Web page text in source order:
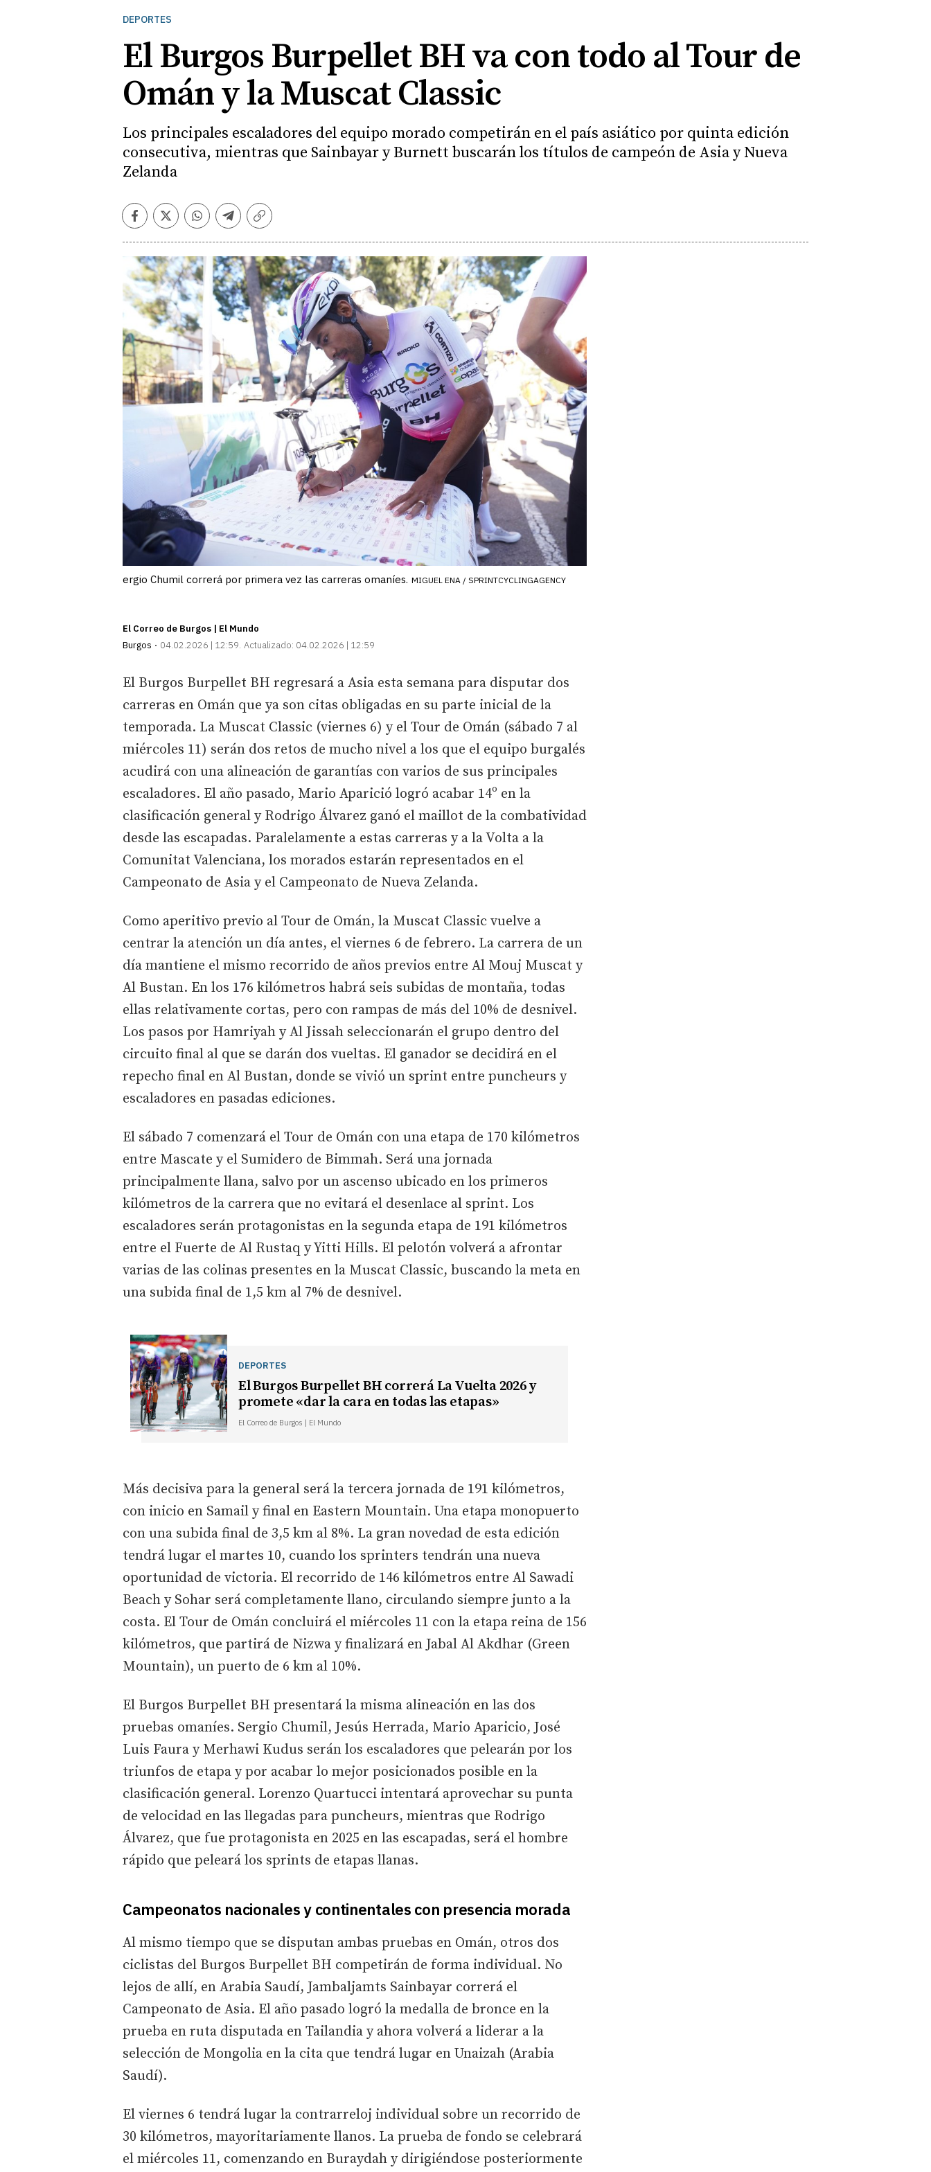
DEPORTES
El Burgos Burpellet BH va con todo al Tour de
Omán y la Muscat Classic
Los principales escaladores del equipo morado competirán en el país asiático por quinta edición
consecutiva, mientras que Sainbayar y Burnett buscarán los títulos de campeón de Asia y Nueva
Zelanda
Facebook
TwitterWhatsapp
Telegram
Copiar
ergio Chumil correrá por primera vez las carreras omaníes. MIGUEL ENA / SPRINTCYCLINGAGENCY
El Correo de Burgos | El Mundo
Burgos
04.02.2026 | 12:59 Actualizado: 04.02.2026 | 12:59
El Burgos Burpellet BH regresará a Asia esta semana para disputar dos
carreras en Omán que ya son citas obligadas en su parte inicial de la
temporada. La Muscat Classic (viernes 6) y el Tour de Omán (sábado 7 al
miércoles 11) serán dos retos de mucho nivel a los que el equipo burgalés
acudirá con una alineación de garantías con varios de sus principales
escaladores. El año pasado, Mario Aparició logró acabar 14º en la
clasificación general y Rodrigo Álvarez ganó el maillot de la combatividad
desde las escapadas. Paralelamente a estas carreras y a la Volta a la
Comunitat Valenciana, los morados estarán representados en el
Campeonato de Asia y el Campeonato de Nueva Zelanda.
Como aperitivo previo al Tour de Omán, la Muscat Classic vuelve a
centrar la atención un día antes, el viernes 6 de febrero. La carrera de un
día mantiene el mismo recorrido de años previos entre Al Mouj Muscat y
Al Bustan. En los 176 kilómetros habrá seis subidas de montaña, todas
ellas relativamente cortas, pero con rampas de más del 10% de desnivel.
Los pasos por Hamriyah y Al Jissah seleccionarán el grupo dentro del
circuito final al que se darán dos vueltas. El ganador se decidirá en el
repecho final en Al Bustan, donde se vivió un sprint entre puncheurs y
escaladores en pasadas ediciones.
El sábado 7 comenzará el Tour de Omán con una etapa de 170 kilómetros
entre Mascate y el Sumidero de Bimmah. Será una jornada
principalmente llana, salvo por un ascenso ubicado en los primeros
kilómetros de la carrera que no evitará el desenlace al sprint. Los
escaladores serán protagonistas en la segunda etapa de 191 kilómetros
entre el Fuerte de Al Rustaq y Yitti Hills. El pelotón volverá a afrontar
varias de las colinas presentes en la Muscat Classic, buscando la meta en
una subida final de 1,5 km al 7% de desnivel.
DEPORTES
El Burgos Burpellet BH correrá La Vuelta 2026 y
promete «dar la cara en todas las etapas»
El Correo de Burgos | El Mundo
Más decisiva para la general será la tercera jornada de 191 kilómetros,
con inicio en Samail y final en Eastern Mountain. Una etapa monopuerto
con una subida final de 3,5 km al 8%. La gran novedad de esta edición
tendrá lugar el martes 10, cuando los sprinters tendrán una nueva
oportunidad de victoria. El recorrido de 146 kilómetros entre Al Sawadi
Beach y Sohar será completamente llano, circulando siempre junto a la
costa. El Tour de Omán concluirá el miércoles 11 con la etapa reina de 156
kilómetros, que partirá de Nizwa y finalizará en Jabal Al Akdhar (Green
Mountain), un puerto de 6 km al 10%.
El Burgos Burpellet BH presentará la misma alineación en las dos
pruebas omaníes. Sergio Chumil, Jesús Herrada, Mario Aparicio, José
Luis Faura y Merhawi Kudus serán los escaladores que pelearán por los
triunfos de etapa y por acabar lo mejor posicionados posible en la
clasificación general. Lorenzo Quartucci intentará aprovechar su punta
de velocidad en las llegadas para puncheurs, mientras que Rodrigo
Álvarez, que fue protagonista en 2025 en las escapadas, será el hombre
rápido que peleará los sprints de etapas llanas.
Campeonatos nacionales y continentales con presencia morada
Al mismo tiempo que se disputan ambas pruebas en Omán, otros dos
ciclistas del Burgos Burpellet BH competirán de forma individual. No
lejos de allí, en Arabia Saudí, Jambaljamts Sainbayar correrá el
Campeonato de Asia. El año pasado logró la medalla de bronce en la
prueba en ruta disputada en Tailandia y ahora volverá a liderar a la
selección de Mongolia en la cita que tendrá lugar en Unaizah (Arabia
Saudí).
El viernes 6 tendrá lugar la contrarreloj individual sobre un recorrido de
30 kilómetros, mayoritariamente llanos. La prueba de fondo se celebrará
el miércoles 11, comenzando en Buraydah y dirigiéndose posteriormente